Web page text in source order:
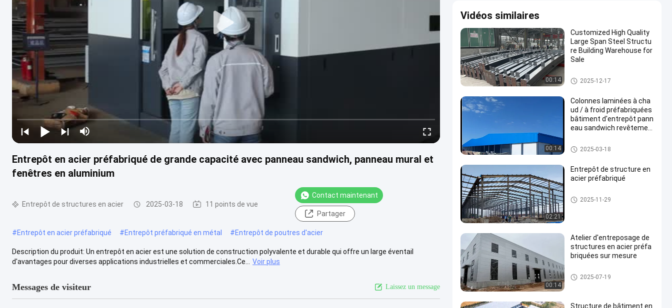
Entrepôt en acier préfabriqué de grande capacité avec panneau sandwich, panneau mural et
fenêtres en aluminium
Entrepôt de structures en acier 2025-03-18 11 points de vue
Contact maintenant
Partager
#Entrepôt en acier préfabriqué #Entrepôt préfabriqué en métal #Entrepôt de poutres d'acier
Description du produit: Un entrepôt en acier est une solution de construction polyvalente et durable qui offre un large éventail
d'avantages pour diverses applications industrielles et commerciales.Ce...
Voir plus
Messages de visiteur Laissez un message
Vidéos similaires
00:14
Customized High Quality
Large Span Steel Structu
re Building Warehouse for
Sale
Entrepôt de structures en acier
2025-12-17
00:14
Colonnes laminées à cha
ud / à froid préfabriquées
bâtiment d'entrepôt pann
eau sandwich revêtemen
nstruction durable
Entrepôt de structures en acier
2025-03-18
02:21
Entrepôt de structure en
acier préfabriqué
Entrepôt de structures en acier
2025-11-29
00:14
Atelier d'entreposage de
structures en acier préfa
briquées sur mesure
Entrepôt de structures en acier
2025-07-19
Structure de bâtiment en